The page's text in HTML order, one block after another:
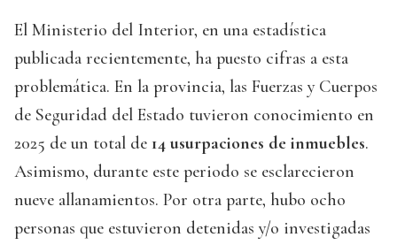
El Ministerio del Interior, en una estadística
publicada recientemente, ha puesto cifras a esta
problemática. En la provincia, las Fuerzas y Cuerpos
de Seguridad del Estado tuvieron conocimiento en
2025 de un total de 14 usurpaciones de inmuebles.
Asimismo, durante este periodo se esclarecieron
nueve allanamientos. Por otra parte, hubo ocho
personas que estuvieron detenidas y/o investigadas